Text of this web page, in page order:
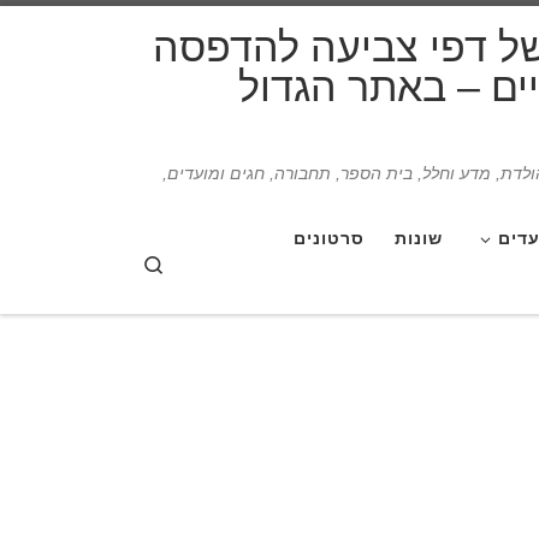
דפי צביעה להדפסה
– באתר הגדול
מדע וחלל, בית הספר, תחבורה, חגים ומועדים,
שונות סרטונים